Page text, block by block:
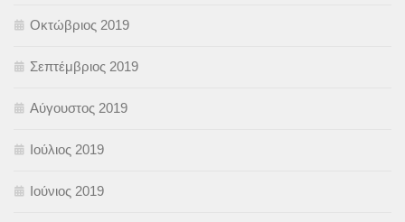
Οκτώβριος 2019
Σεπτέμβριος 2019
Αύγουστος 2019
Ιούλιος 2019
Ιούνιος 2019